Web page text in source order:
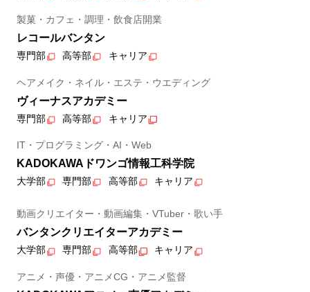
製菓・カフェ・調理・飲食店開業
レコールバンタン
専門部 高等部 キャリア
ヘアメイク・ネイル・エステ・ウエディング
ヴィーナスアカデミー
専門部 高等部 キャリア
IT・プログラミング・AI・Web
KADOKAWAドワンゴ情報工科学院
大学部 専門部 高等部 キャリア
動画クリエイター・動画編集・VTuber・歌い手
バンタンクリエイターアカデミー
大学部 専門部 高等部 キャリア
アニメ・声優・アニメCG・アニメ監督